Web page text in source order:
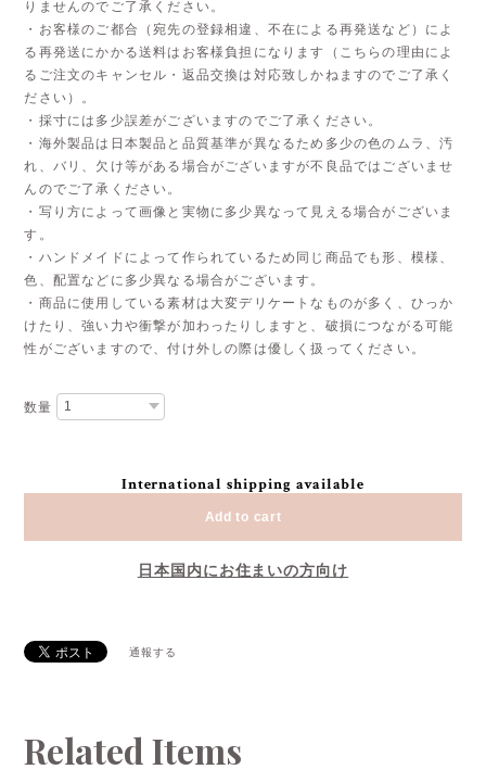
りませんのでご了承ください。
・お客様のご都合（宛先の登録相違、不在による再発送など）によ
る再発送にかかる送料はお客様負担になります（こちらの理由によ
るご注文のキャンセル・返品交換は対応致しかねますのでご了承く
ださい）。
・採寸には多少誤差がございますのでご了承ください。
・海外製品は日本製品と品質基準が異なるため多少の色のムラ、汚
れ、バリ、欠け等がある場合がございますが不良品ではございませ
んのでご了承ください。
・写り方によって画像と実物に多少異なって見える場合がございま
す。
・ハンドメイドによって作られているため同じ商品でも形、模様、
色、配置などに多少異なる場合がございます。
・商品に使用している素材は大変デリケートなものが多く、ひっか
けたり、強い力や衝撃が加わったりしますと、破損につながる可能
性がございますので、付け外しの際は優しく扱ってください。
数量
International shipping available
Add to cart
日本国内にお住まいの方向け
通報する
Related Items